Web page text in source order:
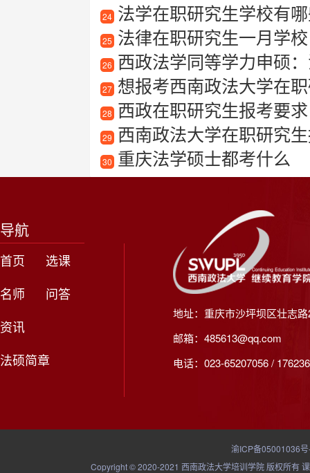
24 法学在职研究生学校有哪
25 法律在职研究生一月学校
26 西政法学同等学力申硕
27 想报考西南政法大学在职
28 西政在职研究生报考要求
29 西南政法大学在职研究
30 重庆法学硕士都考什么
导航
首页
选课
名师
问答
资讯
法硕简章
地址：重庆市沙坪坝区壮志
邮箱：485613@qq.com
电话：023-65207056 /
渝ICP备05001036
Copyright © 2020-2021 西南政法大学培训学院 版权所有